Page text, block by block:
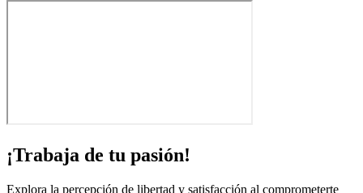
¡Trabaja de tu pasión!
Explora la percepción de libertad y satisfacción al comprometerte